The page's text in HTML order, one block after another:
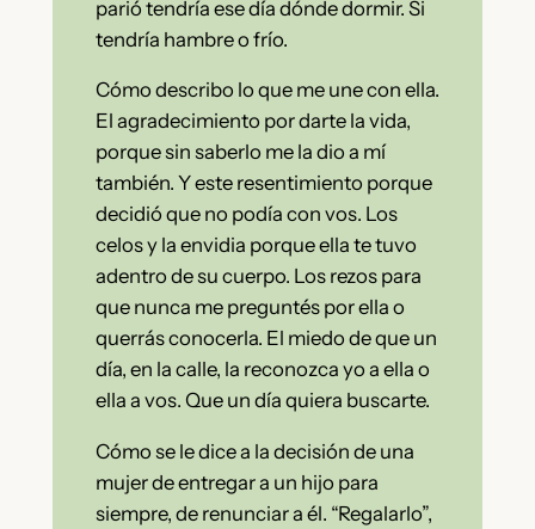
parió tendría ese día dónde dormir. Si
tendría hambre o frío.
Cómo describo lo que me une con ella.
El agradecimiento por darte la vida,
porque sin saberlo me la dio a mí
también. Y este resentimiento porque
decidió que no podía con vos. Los
celos y la envidia porque ella te tuvo
adentro de su cuerpo. Los rezos para
que nunca me preguntés por ella o
querrás conocerla. El miedo de que un
día, en la calle, la reconozca yo a ella o
ella a vos. Que un día quiera buscarte.
Cómo se le dice a la decisión de una
mujer de entregar a un hijo para
siempre, de renunciar a él. “Regalarlo”,